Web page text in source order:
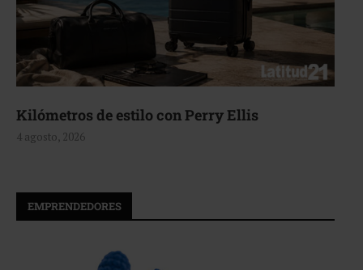
Kilómetros de estilo con Perry Ellis
4 agosto, 2026
EMPRENDEDORES